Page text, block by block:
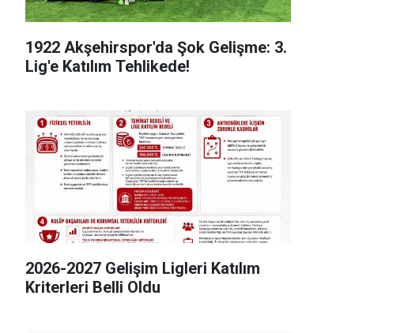
1922 Akşehirspor'da Şok Gelişme: 3.
Lig'e Katılım Tehlikede!
2026-2027 Gelişim Ligleri Katılım
Kriterleri Belli Oldu